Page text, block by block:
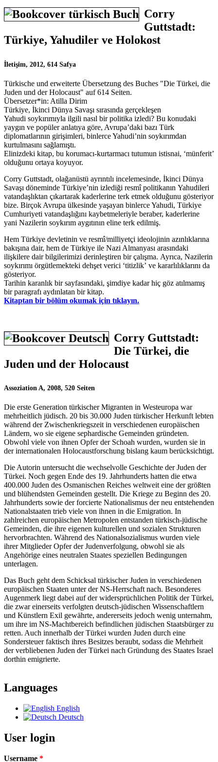
Corry
Guttstadt:
Türkiye, Yahudiler ve Holokost
İletişim, 2012, 614 Safya
Türkische und erweiterte Übersetzung des Buches "Die Türkei, die
Juden und der Holocaust" auf 614 Seiten.
Übersetzer*in: Atilla Dirim
Türkiye, İkinci Dünya Savaşı sırasında gerçekleşen
Yahudi soykırımıyla ilgili nasıl bir politika izledi? Bu konudaki
yaygın ve popüler anlatıya göre, Avrupa’daki bazı Türk
diplomatlarının girişimleri, binlerce Yahudi’nin soykırımdan
kurtulmasını sağlamıştı.
Elinizdeki kitap, bu korumacı-kurtarmacı tutumun istisnai, ‘münferit’
olduğunu ortaya koyuyor.
Corry Guttstadt, olağanüstü ayrıntılı incelemesinde, İkinci Dünya
Savaşı döneminde Türkiye’nin izlediği resmî politikanın Yahudileri
vatandaşlıktan çıkartarak kaderlerine terk etmek olduğunu gösteriyor
bize. Birçok Avrupa ülkesinde yaşayan binlerce Yahudi, Türkiye
Cumhuriyeti vatandaşlığını kaybetmeleriyle beraber, kaderlerine
yani Nazilerin soykırım aygıtının eline terk edilmiş.
Hem Türkiye devletinin ve resmî/milliyetçi ideolojinin azınlıklarına
bakışına dair, hem de Türkiye ile Nazi Almanyası arasındaki
ilişkilere dair bilgilerimizi derinleştiren bir çalışma. Ayrıca, Nazilerin
soykırımı örgütlemekteki dehşet verici ‘titizlik’ ve kararlılıklarını da
gösteriyor.
Tarihin karanlık bir sayfasındaki, şimdiye kadar hiç göz atılmamış
bir paragrafı aydınlatan bir kitap.
Kitaptan bir bölüm okumak için tıklayın.
Corry Guttstadt:
Die Türkei, die
Juden und der Holocaust
Assoziation A, 2008, 520 Seiten
Die erste Generation türkischer Migranten in Westeuropa war
mehrheitlich jüdisch. 20 bis 30.000 Juden türkischer Herkunft lebten
während der Zwischenkriegszeit in verschiedenen europäischen
Ländern, wo sie eigene sephardische Gemeinden gründeten.
Obwohl viele von ihnen Opfer der Schoah wurden, wurden sie in
der internationalen Holocaustforschung bislang kaum berücksichtigt.
Die Autorin untersucht die wechselvolle Geschichte der Juden der
Türkei. Noch gegen Ende des 19. Jahrhunderts hatten die etwa
400.000 Juden des Osmanischen Reiches weltweit eine der größten
und blühendsten Gemeinden gestellt. Die Kriege zu Beginn des 20.
Jahrhunderts sowie der forcierte Nationalismus der neu entstehenden
Nationalstaaten trieb viele von ihnen in die Emigration. In
zahlreichen europäischen Metropolen entstanden türkisch-jüdische
Gemeinden, die ihre eigenen kulturellen und sozialen Strukturen
hervorbrachten. Während des Nationalsozialismus wurden viele
ihrer Mitglieder Opfer der Judenverfolgung, obwohl sie als
Angehörige eines neutralen Staates speziellen Bedingungen
unterlagen.
Das Buch geht dem Schicksal türkischer Juden in verschiedenen
europäischen Staaten unter der NS-Herrschaft nach. Besonderes
Augenmerk liegt dabei auf der widersprüchlichen Politik der Türkei,
die zwar einerseits verfolgten deutsch-jüdischen Wissenschaftlern
und Künstlern Exil gewährte, andererseits jedoch wenig unternahm,
um ihre im NS-Machtbereich befindlichen jüdischen Staatsbürger zu
retten. Auch innerhalb der Türkei wurden Juden durch eine
Sondersteuer faktisch ihres Besitzes beraubt, sodass die Mehrheit
der verbliebenen Juden der Türkei nach Gründung des Staates Israel
dorthin emigrierte.
Languages
English
Deutsch
User login
Username *